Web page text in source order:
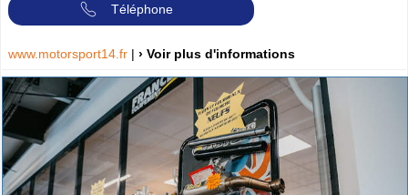
Téléphone
www.motorsport14.fr | › Voir plus d'informations